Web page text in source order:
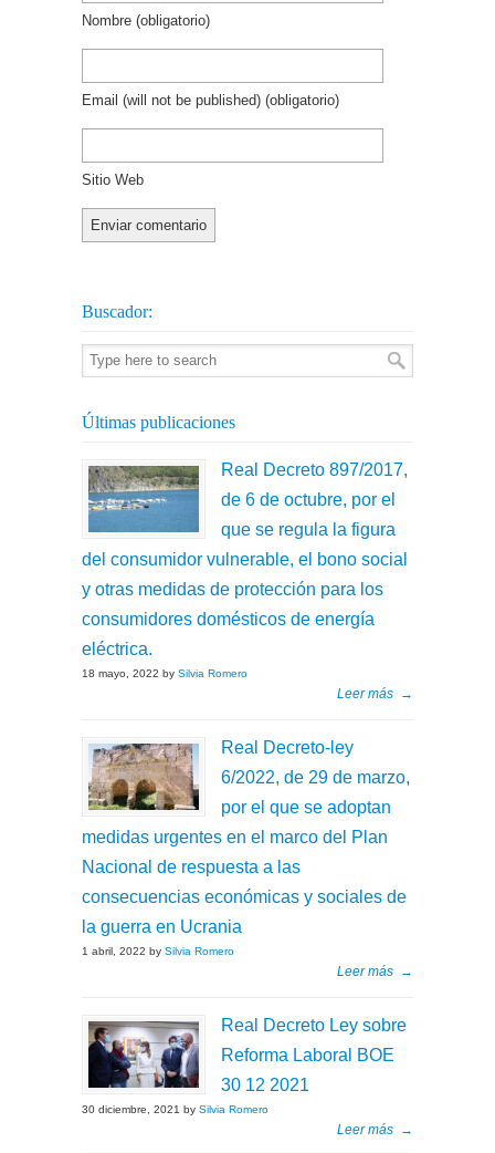
Nombre (obligatorio)
Email (will not be published) (obligatorio)
Sitio Web
Buscador:
Últimas publicaciones
Real Decreto 897/2017,
de 6 de octubre, por el
que se regula la figura
del consumidor vulnerable, el bono social
y otras medidas de protección para los
consumidores domésticos de energía
eléctrica.
18 mayo, 2022 by Silvia Romero
Leer más →
Real Decreto-ley
6/2022, de 29 de marzo,
por el que se adoptan
medidas urgentes en el marco del Plan
Nacional de respuesta a las
consecuencias económicas y sociales de
la guerra en Ucrania
1 abril, 2022 by Silvia Romero
Leer más →
Real Decreto Ley sobre
Reforma Laboral BOE
30 12 2021
30 diciembre, 2021 by Silvia Romero
Leer más →